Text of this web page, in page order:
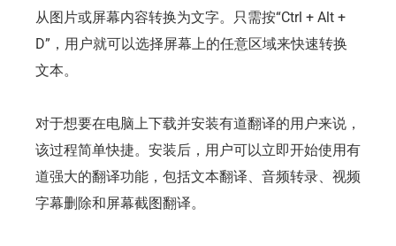
从图片或屏幕内容转换为文字。只需按“Ctrl + Alt +
D”，用户就可以选择屏幕上的任意区域来快速转换
文本。
对于想要在电脑上下载并安装有道翻译的用户来说，
该过程简单快捷。安装后，用户可以立即开始使用有
道强大的翻译功能，包括文本翻译、音频转录、视频
字幕删除和屏幕截图翻译。